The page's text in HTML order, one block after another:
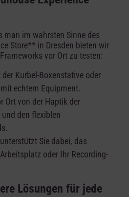
man im wahrsten Sinne des
Store** in Dresden bieten wir
vor Ort zu testen:
Kurbel-Boxenstative oder
echtem Equipment.
Ort von der Haptik der
den flexiblen
Sie dabei, das
oder Ihr Recording-
Lösungen für jede